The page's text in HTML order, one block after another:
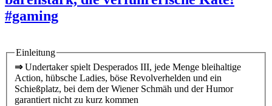
#gaming
Einleitung
⇒Undertaker spielt Desperados III, jede Menge bleihaltige
Action, hübsche Ladies, böse Revolverhelden und ein
Schießplatz, bei dem der Wiener Schmäh und der Humor
garantiert nicht zu kurz kommen